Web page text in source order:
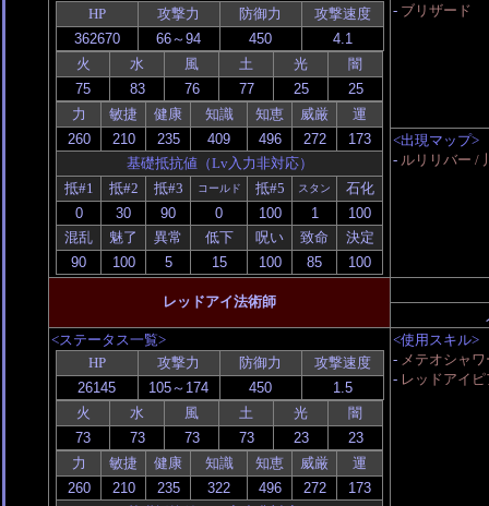
HP
攻撃力 防御力 攻撃速度
火 水 風 土 光 闇
力 敏捷 健康 知識 知恵 威厳 運
基礎抵抗値（Lv入力非対応）
抵#1
抵#2 抵#3 コールド 抵#5 スタン 石化
混乱 魅了 異常 低下 呪い 致命 決定
- ブリザード
<出現マップ>
- ルリリバー /
レッドアイ法術師
<ステータス一覧>
HP
攻撃力 防御力 攻撃速度
火 水 風 土 光 闇
力 敏捷 健康 知識 知恵 威厳 運
<使用スキル>
- メテオシャ
- レッドアイピ